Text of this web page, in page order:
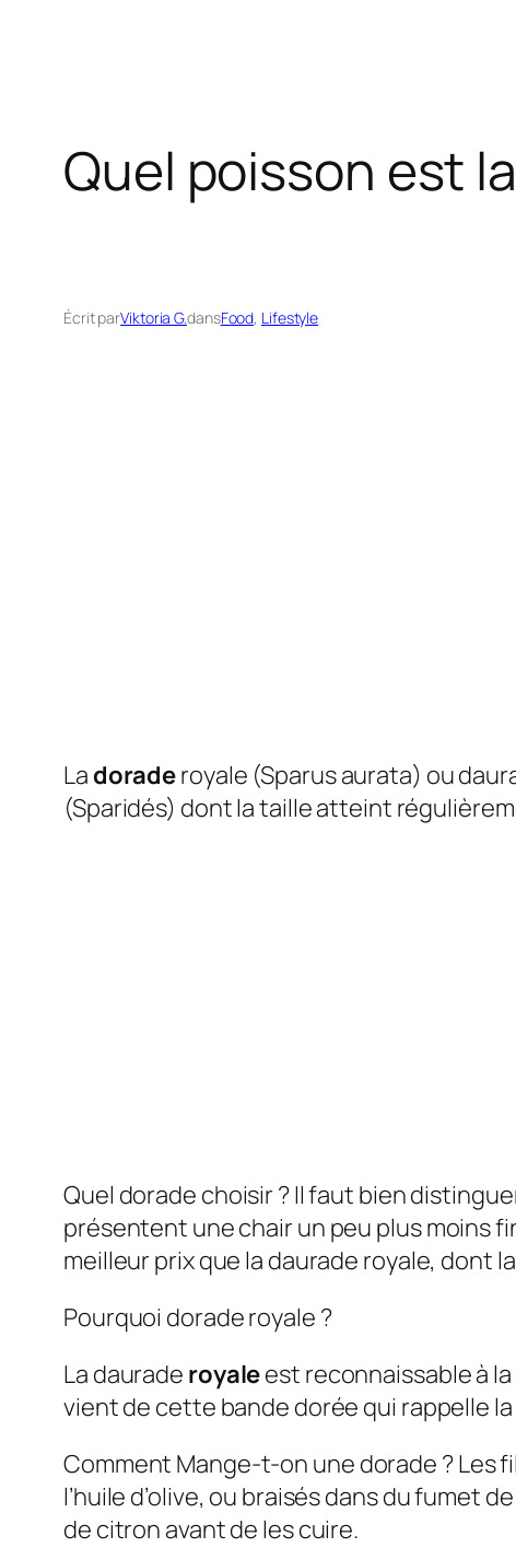
Quel poisson est
Écrit parViktoria G.dansFood, Lifestyle
La doraderoyale (Sparus aurata) ou
(Sparidés) dont la taille atteint
Quel dorade choisir ? Il faut bien
présentent une chair un peu plus moins
meilleur prix que la daurade royale, dont
Pourquoi dorade royale ?
La daurade royaleest reconnaissable à
vient de cette bande dorée qui rappelle
Comment Mange-t-on une dorade ? Les
l’huile d’olive, ou braisés dans du fumet
de citron avant de les cuire.